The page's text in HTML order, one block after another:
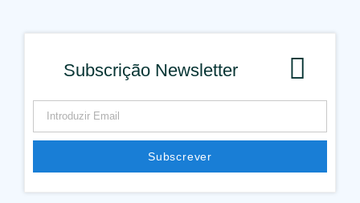
Subscrição Newsletter
Subscrever